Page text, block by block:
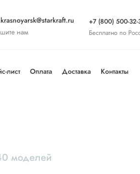
нам
+7 (800) 500-32-
Бесплатно по
лист Оплата Доставка Контакты
моделей